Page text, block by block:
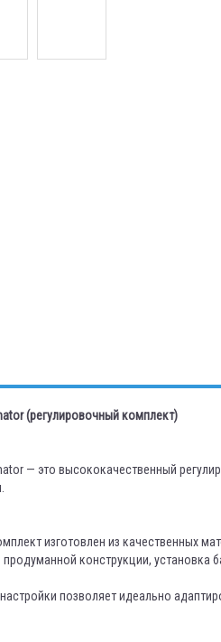
(регулировочный комплект)
— это высококачественный
изготовлен из качественных
конструкции, установка
позволяет идеально